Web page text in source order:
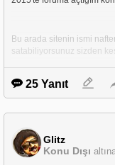
  Oha.
Bu arada sitenin ismi
satabiliyorsunuz sizden
25 Yanıt
Glitz
Konu Dışı